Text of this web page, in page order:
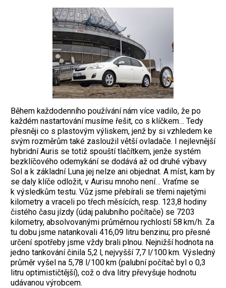
Během každodenního používání nám více vadilo, že po
každém nastartování musíme řešit, co s klíčkem… Tedy
přesněji co s plastovým výliskem, jenž by si vzhledem ke
svým rozměrům také zasloužil větší ovladače. I nejlevnější
hybridní Auris se totiž spouští tlačítkem, jenže systém
bezklíčového odemykání se dodává až od druhé výbavy
Sol a k základní Luna jej nelze ani objednat. A míst, kam by
se daly klíče odložit, v Aurisu mnoho není… Vraťme se
k výsledkům testu. Vůz jsme ­přebírali se třemi najetými
kilometry a vra­celi po třech měsících, resp. 123,8 hodiny
čistého času jízdy (údaj palubního počítače) se 7203
kilometry, absolvovanými průměrnou rychlostí 58 km/h. Za
tu dobu jsme natankovali 416,09 litru benzinu; pro přesné
určení spotřeby jsme vždy brali plnou. Nejnižší hodnota na
jedno tankování činila 5,2 l, nejvyšší 7,7 l/100 km. Výsledný
průměr vyšel na 5,78 l/100 km (palubní počítač byl o 0,3
litru optimističtější), což o dva litry převyšuje hodnotu
udávanou výrobcem.